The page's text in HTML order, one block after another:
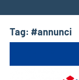
Tag: #annunci